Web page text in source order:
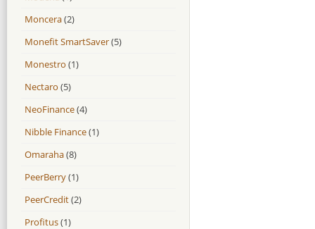
Moncera(2)
Monefit SmartSaver(5)
Monestro (1)
Nectaro (5)
NeoFinance(4)
Nibble Finance(1)
Omaraha(8)
PeerBerry(1)
PeerCredit(2)
Profitus(1)